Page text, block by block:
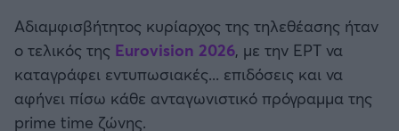
Αστέρας Τρίπολης
Παναιτωλικός
Αδιαμφισβήτητος κυρίαρχος της τηλεθέασης ήταν
ο τελικός της Eurovision 2026, με την ΕΡΤ να
καταγράφει εντυπωσιακές... επιδόσεις και να
αφήνει πίσω κάθε ανταγωνιστικό πρόγραμμα της
prime time ζώνης.